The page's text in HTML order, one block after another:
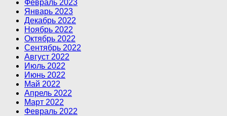
Февраль 2023
Январь 2023
Декабрь 2022
Ноябрь 2022
Октябрь 2022
Сентябрь 2022
Август 2022
Июль 2022
Июнь 2022
Май 2022
Апрель 2022
Март 2022
Февраль 2022